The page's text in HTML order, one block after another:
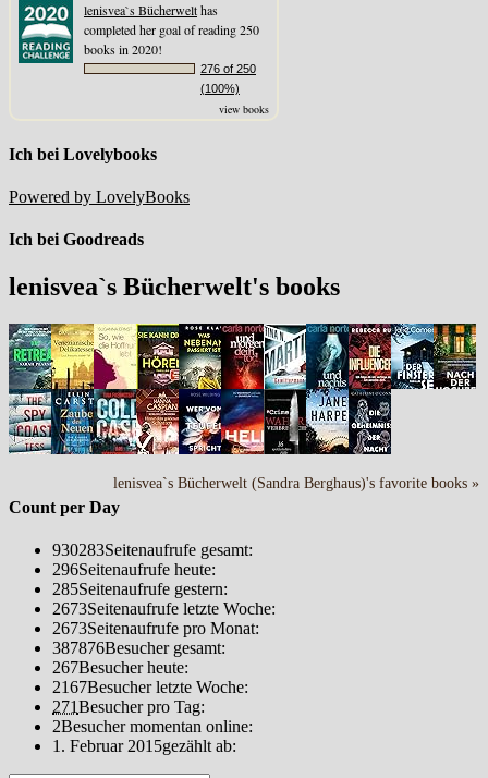
lenisvea`s Bücherwelthas
completed her goal of reading 250
books in 2020!
276 of 250
(100%)
view books
Ich bei Lovelybooks
Powered by LovelyBooks
Ich bei Goodreads
lenisvea`s Bücherwelt's books
lenisvea`s Bücherwelt (Sandra Berghaus)'s favorite books »
Count per Day
930283Seitenaufrufe gesamt:
296Seitenaufrufe heute:
285Seitenaufrufe gestern:
2673Seitenaufrufe letzte Woche:
2673Seitenaufrufe pro Monat:
387876Besucher gesamt:
267Besucher heute:
2167Besucher letzte Woche:
271Besucher pro Tag:
2Besucher momentan online:
1. Februar 2015gezählt ab: